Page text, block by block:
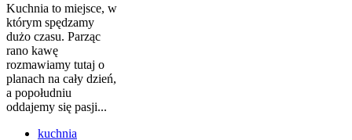
Kuchnia to miejsce, w
którym spędzamy
dużo czasu. Parząc
rano kawę
rozmawiamy tutaj o
planach na cały dzień,
a popołudniu
oddajemy się pasji...
kuchnia